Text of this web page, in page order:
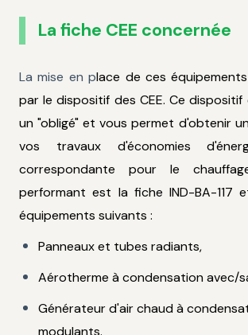
La fiche CEE concernée
La mise en place de ces
par le dispositif des CEE. Ce
un "obligé" et vous permet d'obtenir
vos travaux d'économies
correspondante pour le
performant est la fiche IND-BA-117
équipements suivants :
Panneaux et tubes radiants,
Aérotherme à condensation avec/
Générateur d'air chaud à
modulants.